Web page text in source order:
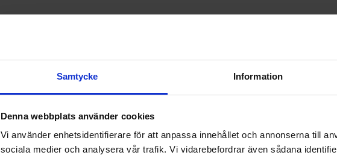
Samtycke Information
Denna webbplats använder cookies
Vi använder enhetsidentifierare för att anpassa innehållet och annonserna till
sociala medier och analysera vår trafik. Vi vidarebefordrar även sådana
ABB-ingenjörernas löner
lön jämfört med snittet för privatanställda
Sveriges Ingenjörer.